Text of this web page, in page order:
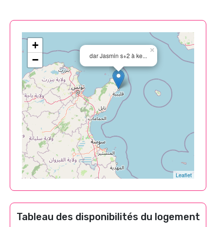
dar Jasmin s+2 à ke...
×
+
−
Leaflet
Tableau des disponibilités du logement